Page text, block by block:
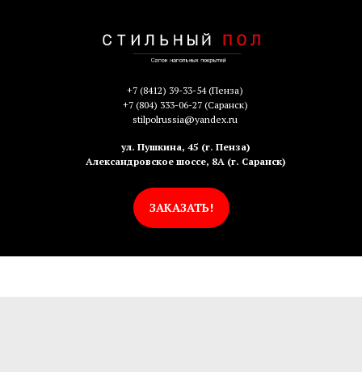
+7 (8412) 39-33-54(Пенза)
+7 (804) 333-06-27(Саранск)
stilpolrussia@yandex.ru
ул. Пушкина, 45 (г. Пенза)
Александровское шоссе, 8А (г. Саранск)
ЗАКАЗАТЬ!